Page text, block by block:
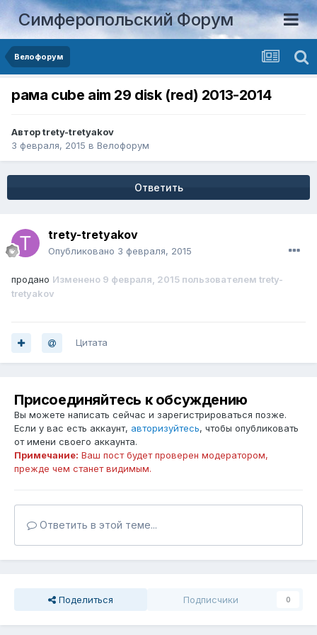
Симферопольский Форум
Велофорум
рама cube aim 29 disk (red) 2013-2014
Авторtrety-tretyakov
3 февраля, 2015 в Велофорум
Ответить
trety-tretyakov
Опубликовано 3 февраля, 2015
продано Изменено 9 февраля, 2015 пользователем trety-
tretyakov
Цитата
Присоединяйтесь к обсуждению
Вы можете написать сейчас и зарегистрироваться позже.
Если у вас есть аккаунт, авторизуйтесь, чтобы опубликовать
от имени своего аккаунта.
Примечание: Ваш пост будет проверен модератором,
прежде чем станет видимым.
Ответить в этой теме...
Поделиться Подписчики 0